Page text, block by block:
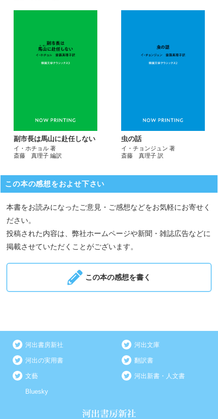
副市長は馬山に赴任しない
イ・ホチョル 著
斎藤 真理子 編訳
虫の話
イ・チョンジュン 著
斎藤 真理子 訳
この本の感想をおよせ下さい
本書をお読みになったご意見・ご感想などをお気軽にお寄せく
ださい。
投稿された内容は、弊社ホームページや新聞・雑誌広告などに
掲載させていただくことがございます。
この本の感想を書く
河出書房新社 河出文庫
河出の実用書 翻訳書
文藝 河出新書・人文書
Bluesky